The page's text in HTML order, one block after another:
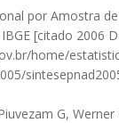
por Amostra
[citado 2006
home/
G,